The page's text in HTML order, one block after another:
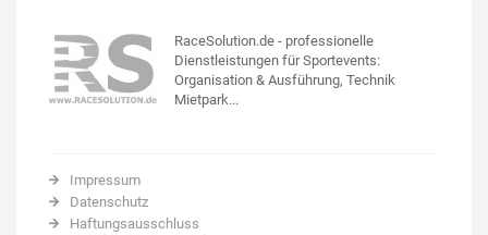
RaceSolution.de - professionelle
Dienstleistungen für Sportevents:
Organisation & Ausführung, Technik
Mietpark...
Impressum
Datenschutz
Haftungsausschluss